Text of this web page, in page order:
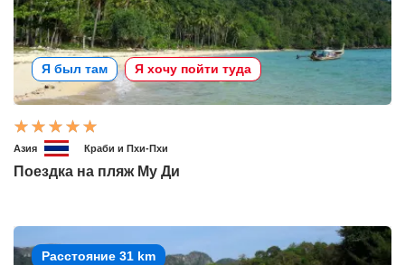
Я был там Я хочу пойти туда
Азия Краби и Пхи-Пхи
Поездка на пляж Му Ди
Расстояние 31 km